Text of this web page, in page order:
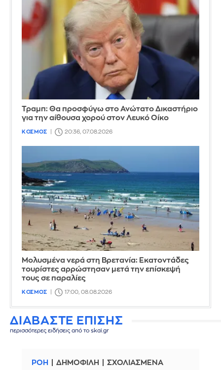
Τραμπ: Θα προσφύγω στο Ανώτατο Δικαστήριο
για την αίθουσα χορού στον Λευκό Οίκο
ΚΟΣΜΟΣ 20:36, 07.08.2026
Μολυσμένα νερά στη Βρετανία: Εκατοντάδες
τουρίστες αρρώστησαν μετά την επίσκεψή
τους σε παραλίες
ΚΟΣΜΟΣ 17:00, 08.08.2026
ΔΙΑΒΑΣΤΕ ΕΠΙΣΗΣ
περισσότερες ειδήσεις από το skai.gr
ΡΟΗ ΔΗΜΟΦΙΛΗ ΣΧΟΛΙΑΣΜΕΝΑ